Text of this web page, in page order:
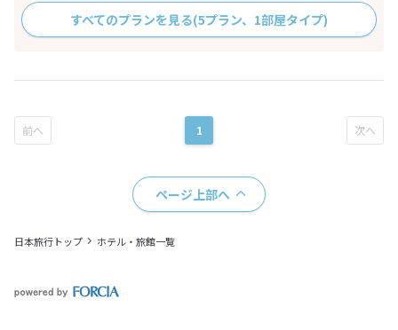
すべてのプランを見る(5プラン、1部屋タイプ)
1
ページ上部へ
日本旅行トップ ホテル・旅館一覧